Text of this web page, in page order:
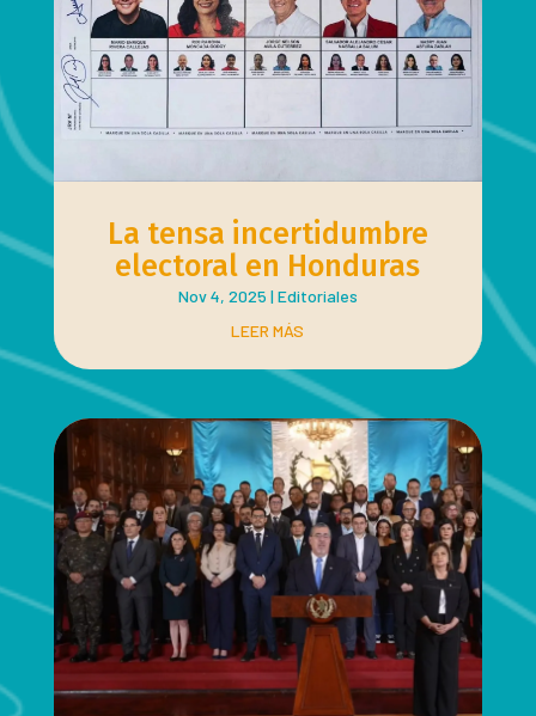
La tensa incertidumbre
electoral en Honduras
Nov 4, 2025 | Editoriales
LEER MÁS